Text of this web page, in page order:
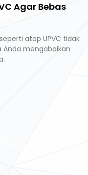
Agar Bebas
atap UPVC tidak
Anda mengabaikan